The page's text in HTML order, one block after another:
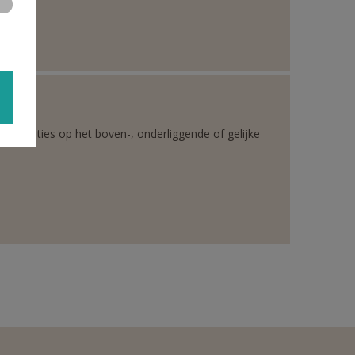
op het boven-, onderliggende of gelijke